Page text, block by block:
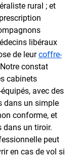
rural ; et
libéraux
de leur coffre-
constat
cabinets
avec des
dans un simple
conforme, et
dans un tiroir.
peut
en cas de vol si